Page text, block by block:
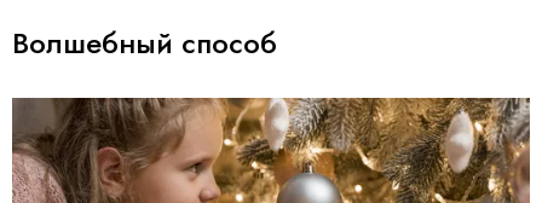
Волшебный способ